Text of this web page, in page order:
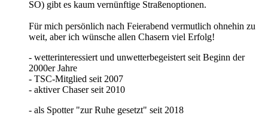
SO) gibt es kaum vernünftige Straßenoptionen.
Für mich persönlich nach Feierabend vermutlich ohnehin zu
weit, aber ich wünsche allen Chasern viel Erfolg!
- wetterinteressiert und unwetterbegeistert seit Beginn der
2000er Jahre
- TSC-Mitglied seit 2007
- aktiver Chaser seit 2010
- als Spotter "zur Ruhe gesetzt" seit 2018